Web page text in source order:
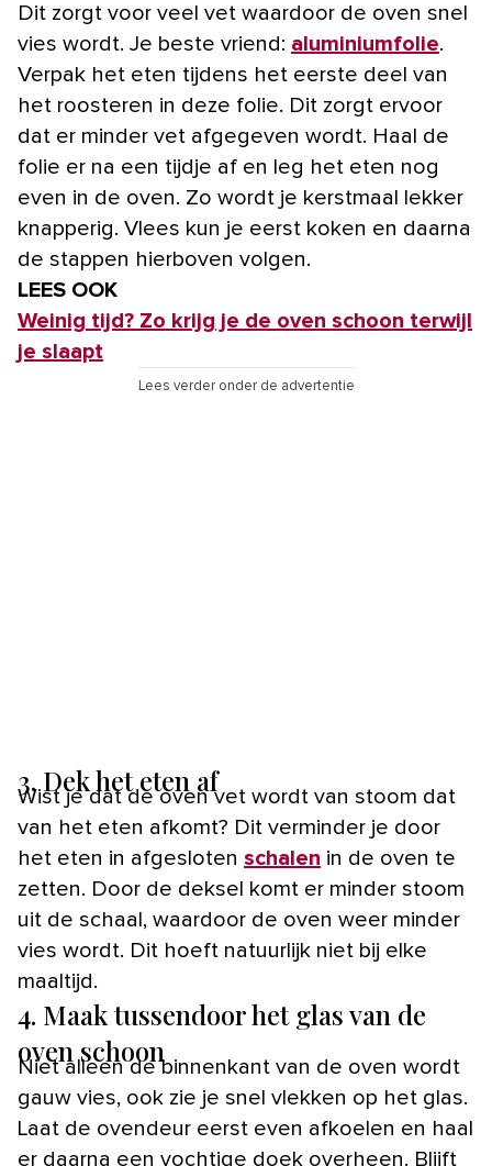
Dit zorgt voor veel vet waardoor de oven snel
vies wordt. Je beste vriend: aluminiumfolie.
Verpak het eten tijdens het eerste deel van
het roosteren in deze folie. Dit zorgt ervoor
dat er minder vet afgegeven wordt. Haal de
folie er na een tijdje af en leg het eten nog
even in de oven. Zo wordt je kerstmaal lekker
knapperig. Vlees kun je eerst koken en daarna
de stappen hierboven volgen.
LEES OOK
Weinig tijd? Zo krijg je de oven schoon terwijl
je slaapt
Lees verder onder de advertentie
3. Dek het eten af
Wist je dat de oven vet wordt van stoom dat
van het eten afkomt? Dit verminder je door
het eten in afgesloten schalen in de oven te
zetten. Door de deksel komt er minder stoom
uit de schaal, waardoor de oven weer minder
vies wordt. Dit hoeft natuurlijk niet bij elke
maaltijd.
4. Maak tussendoor het glas van de
oven schoon
Niet alleen de binnenkant van de oven wordt
gauw vies, ook zie je snel vlekken op het glas.
Laat de ovendeur eerst even afkoelen en haal
er daarna een vochtige doek overheen. Blijft